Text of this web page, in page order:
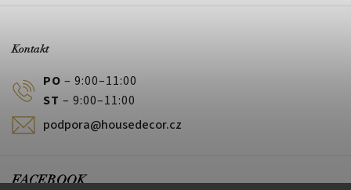
Kontakt
PO – 9:00–11:00
ST – 9:00–11:00
podpora@housedecor.cz
FACEBOOK